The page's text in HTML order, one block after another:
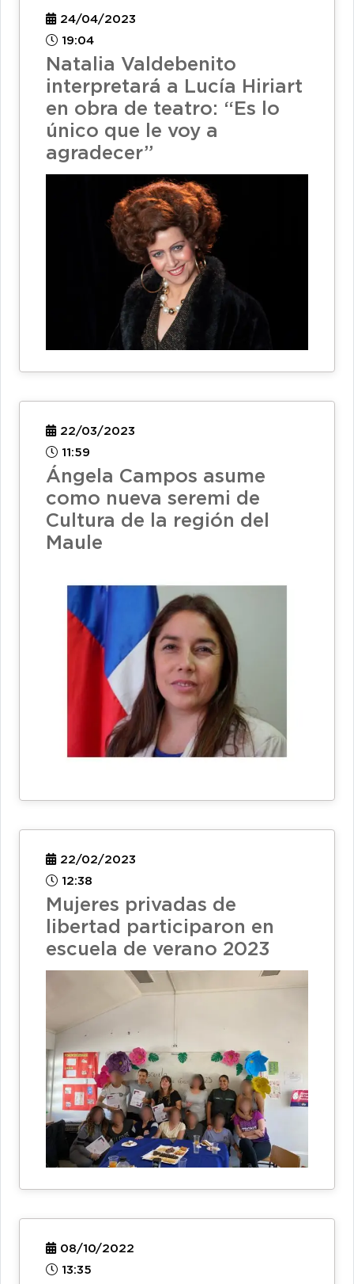
24/04/2023
19:04
Natalia Valdebenito
interpretará a Lucía Hiriart
en obra de teatro: “Es lo
único que le voy a
agradecer”
22/03/2023
11:59
Ángela Campos asume
como nueva seremi de
Cultura de la región del
Maule
22/02/2023
12:38
Mujeres privadas de
libertad participaron en
escuela de verano 2023
08/10/2022
13:35